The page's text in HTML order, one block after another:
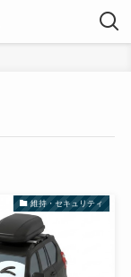
維持・セキュリティ